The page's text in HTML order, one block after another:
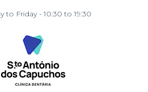
to Friday - 10:30 to 19:30